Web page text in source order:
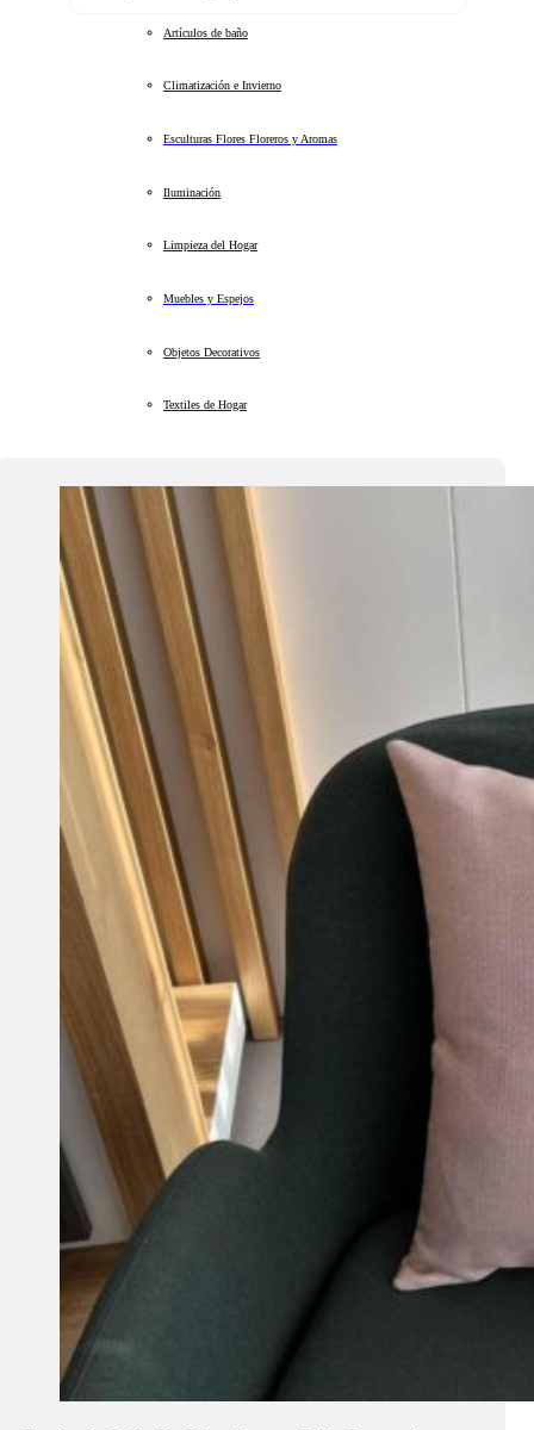
Artículos de baño
Climatización e Invierno
Esculturas Flores Floreros y Aromas
Iluminación
Limpieza del Hogar
Muebles y Espejos
Objetos Decorativos
Textiles de Hogar